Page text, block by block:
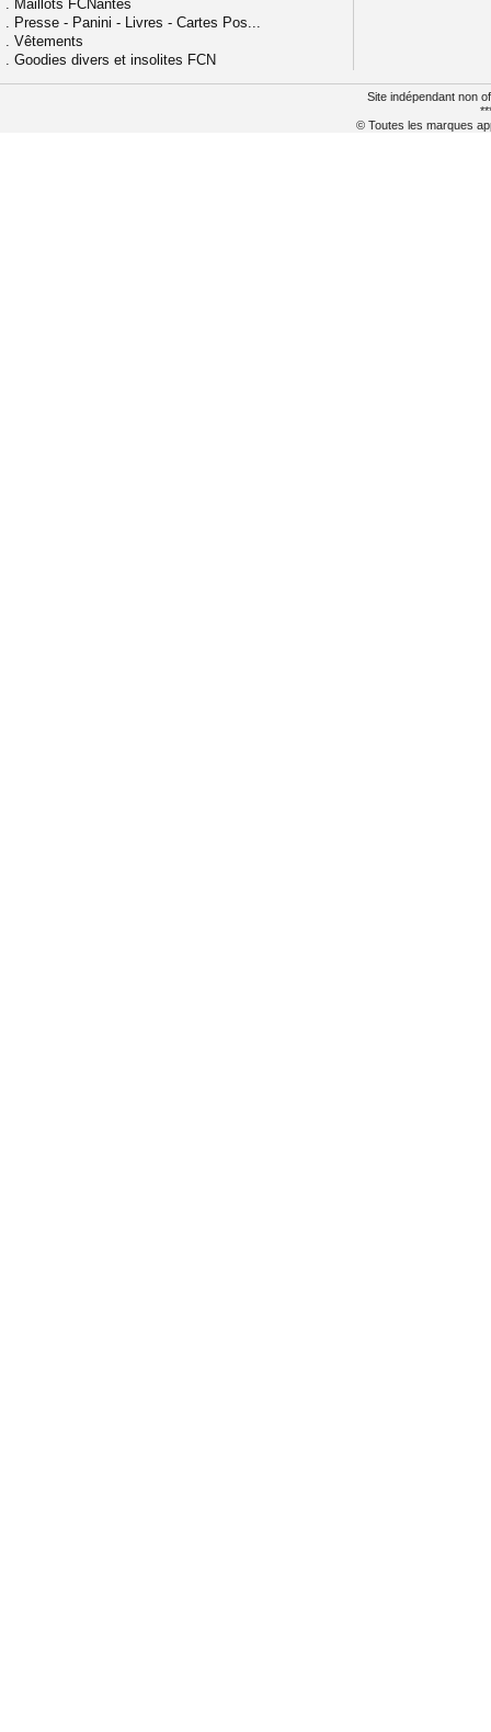
. Maillots FCNantes
. Presse - Panini - Livres - Cartes Pos...
. Vêtements
. Goodies divers et insolites FCN
Site indépendant non
© Toutes les marques